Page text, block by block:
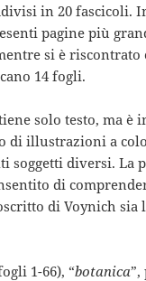
in 20 fascicoli.
pagine più
si è riscontrato
14 fogli.
solo testo, ma è
di illustrazioni a
soggetti diversi. La
di
di Voynich sia
1-66), “botanica”,